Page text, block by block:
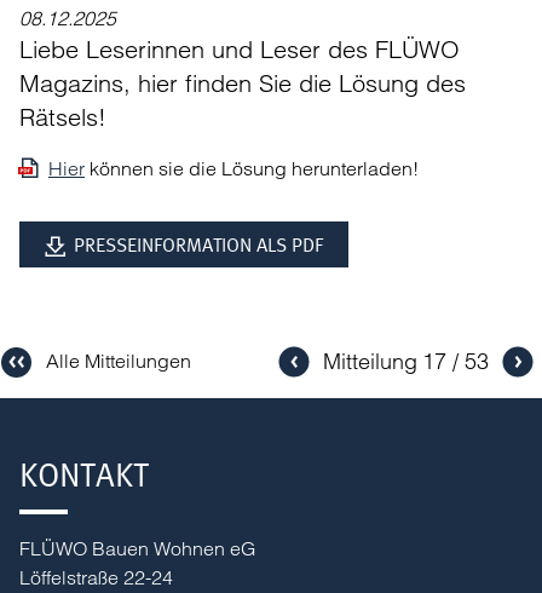
08.12.2025
Liebe Leserinnen und Leser des FLÜWO
Magazins, hier finden Sie die Lösung des
Rätsels!
Hier können sie die Lösung herunterladen!
PRESSEINFORMATION ALS PDF
Alle Mitteilungen Mitteilung 17 53
KONTAKT
FLÜWO Bauen Wohnen eG
Löffelstraße 22-24